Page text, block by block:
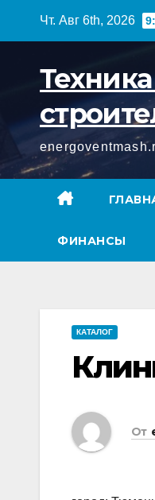
Чт. Авг 6th, 2026
ФИНАНСЫ
КАТАЛОГ
От